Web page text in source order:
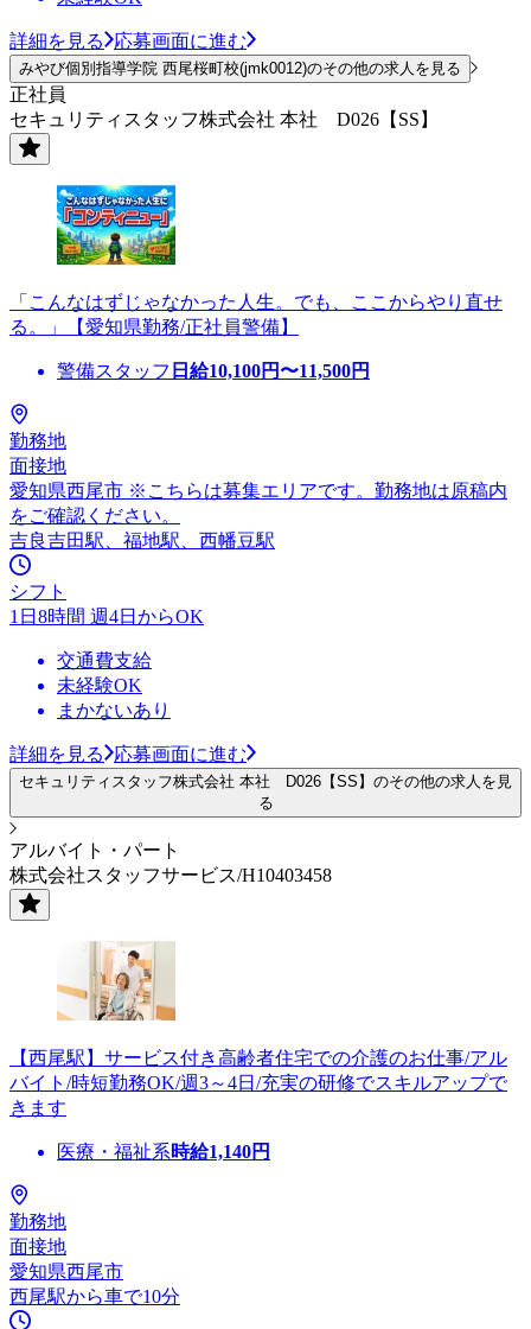
詳細を見る 応募画面に進む
みやび個別指導学院 西尾桜町校(jmk0012)のその他の求人を見る
正社員
セキュリティスタッフ株式会社 本社 D026【SS】
「こんなはずじゃなかった人生。でも、ここからやり直せ
る。」【愛知県勤務/正社員警備】
警備スタッフ 日給10,100円〜11,500円
勤務地
面接地
愛知県西尾市 ※こちらは募集エリアです。勤務地は原稿内
をご確認ください。
吉良吉田駅、福地駅、西幡豆駅
シフト
1日8時間 週4日からOK
交通費支給
未経験OK
まかないあり
詳細を見る 応募画面に進む
セキュリティスタッフ株式会社 本社 D026【SS】のその他の求人を見
る
アルバイト・パート
株式会社スタッフサービス/H10403458
【西尾駅】サービス付き高齢者住宅での介護のお仕事/アル
バイト/時短勤務OK/週3～4日/充実の研修でスキルアップで
きます
医療・福祉系時給1,140円
勤務地
面接地
愛知県西尾市
西尾駅から車で10分